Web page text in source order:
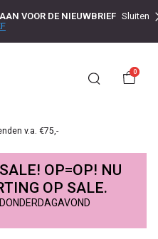
VOOR DE NIEUWBRIEF Sluiten
0
v.a. €75,-
OP=OP! NU
OP SALE.